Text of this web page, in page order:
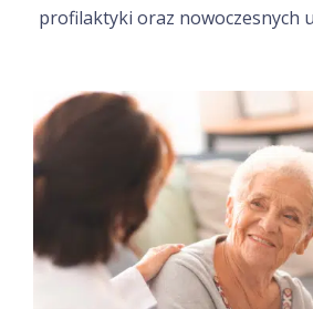
profilaktyki oraz nowoczesnych